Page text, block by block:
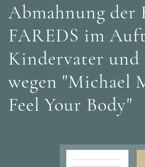
Abmahnung der
FAREDS im
Kindervater und
wegen "Michael
Feel Your Body"